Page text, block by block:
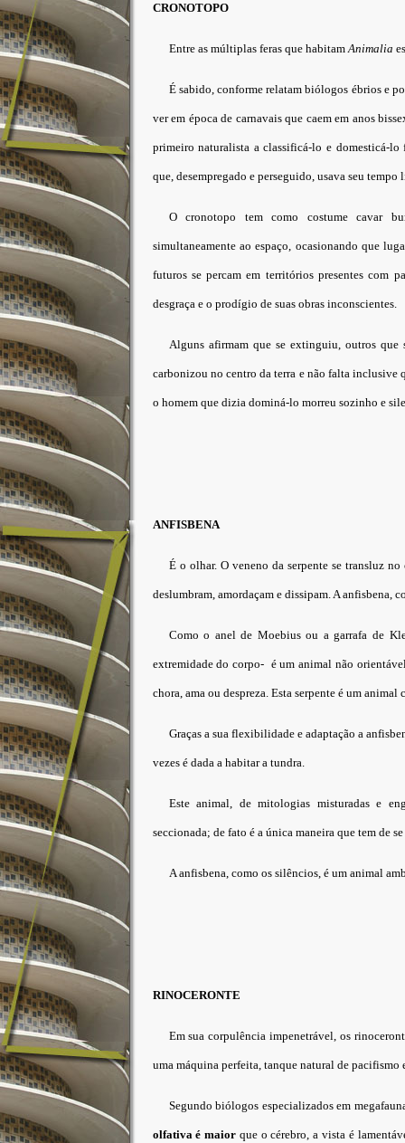
CRONOTOPO
Entre as múltiplas feras que habitamAnimalia
É sabido, conforme relatam biólogos ébrios e
ver em época de carnavais que caem em anos
primeiro naturalista a classificá-lo e domesticá-
que, desempregado e perseguido, usava seu
O cronotopo tem como costume cavar
simultaneamente ao espaço, ocasionando que
futuros se percam em territórios presentes com
desgraça e o prodígio de suas obras inconscientes.
Alguns afirmam que se extinguiu, outros que
carbonizou no centro da terra e não falta inclusive
o homem que dizia dominá-lo morreu sozinho e
ANFISBENA
É o olhar. O veneno da serpente se transluz
deslumbram, amordaçam e dissipam. A anfisbena,
Como o anel de Moebius ou a garrafa de
extremidade do corpo- é um animal não
chora, ama ou despreza. Esta serpente é um
Graças a sua flexibilidade e adaptação a
vezes é dada a habitar a tundra.
Este animal, de mitologias misturadas e
seccionada; de fato é a única maneira que tem de
A anfisbena, como os silêncios, é um animal
RINOCERONTE
Em sua corpulência impenetrável, os
uma máquina perfeita, tanque natural de pacifismo
Segundo biólogos especializados em
olfativa é maior que o cérebro, a vista é